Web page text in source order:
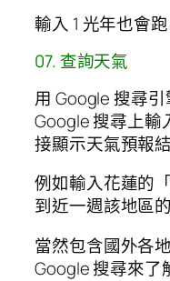
輸入 1 光年也會
07. 查詢天氣
用 Google 搜尋
Google 搜尋上輸
接顯示天氣預報
例如輸入花蓮的
到近一週該地區
當然包含國外各
Google 搜尋來了